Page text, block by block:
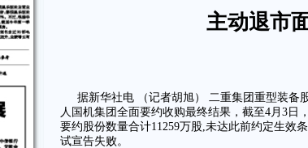
主动退市
据新华社电 （记者胡旭） 二重集团重型装备
人国机集团全面要约收购最终结果，截至4月3日
要约股份数量合计11259万股,未达此前约定生效
试宣告失败。